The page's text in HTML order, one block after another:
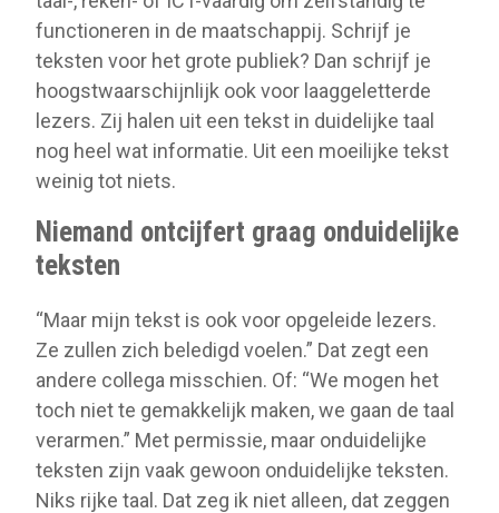
functioneren in de maatschappij. Schrijf je
teksten voor het grote publiek? Dan schrijf je
hoogstwaarschijnlijk ook voor laaggeletterde
lezers. Zij halen uit een tekst in duidelijke taal
nog heel wat informatie. Uit een moeilijke tekst
weinig tot niets.
Niemand ontcijfert graag onduidelijke
teksten
“Maar mijn tekst is ook voor opgeleide lezers.
Ze zullen zich beledigd voelen.” Dat zegt een
andere collega misschien. Of: “We mogen het
toch niet te gemakkelijk maken, we gaan de taal
verarmen.” Met permissie, maar onduidelijke
teksten zijn vaak gewoon onduidelijke teksten.
Niks rijke taal. Dat zeg ik niet alleen, dat zeggen